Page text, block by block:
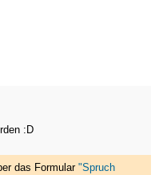
:D
das Formular "Spruch